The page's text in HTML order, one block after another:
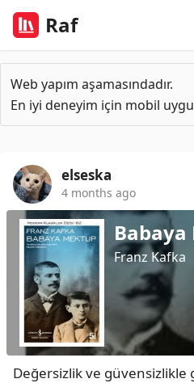
Raf
Web yapım aşamasındadır.
En iyi deneyim için mobil
elseska
4 months ago
Franz Kafka
Değersizlik ve güvensizlikle